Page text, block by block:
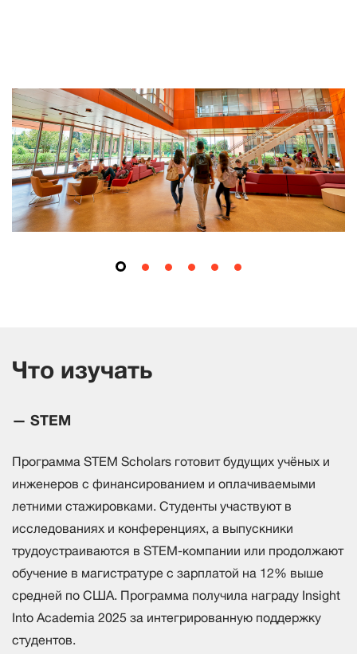
Что изучать
— STEM
Программа STEM Scholars готовит будущих учёных и
инженеров с финансированием и оплачиваемыми
летними стажировками. Студенты участвуют в
исследованиях и конференциях, а выпускники
трудоустраиваются в STEM-компании или продолжают
обучение в магистратуре с зарплатой на 12% выше
средней по США. Программа получила награду Insight
Into Academia 2025 за интегрированную поддержку
студентов.